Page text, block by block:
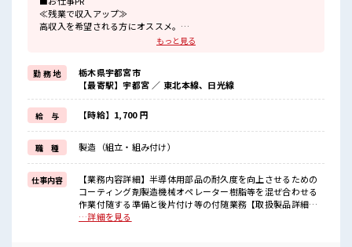
≪残業で収入アップ≫
高収入を希望される方にオススメ。
残業は月20時間以上あります♪
≪未経験でも活躍できる≫
新しいことにチャレンジするのは不安だけど、
しっかり働く環境が整っています！
イチからスキルUP・ステップUP目指していきましょう！
≪様々なお仕事をご提案≫
一人で悩まず気軽に相談できる、
派遣のお仕事です！
■職場の雰囲気
しっかり休める休憩室あり！
オンオフの切替もできちゃう！
持ち物が多いあなたにもぴったり☆
ロッカー付き職場♪
もっと見る
勤 務 地
栃木県宇都宮市
【最寄駅】宇都宮 ／ 東北本線、日光線
給 与 【時給】1,700 円
職 種 製造（組立・組み付け）
仕事内容
【業務内容詳細】半導体用部品の耐久度を向上させるための
コーティング剤製造機械オペレーター樹脂等を混ぜ合わせる
作業付随する準備と後片付け等の付随業務【取扱製品詳細】
半導体関連 ■お仕事PR ≪残業で収入アップ≫ 高収入を希望さ
…詳細を見る